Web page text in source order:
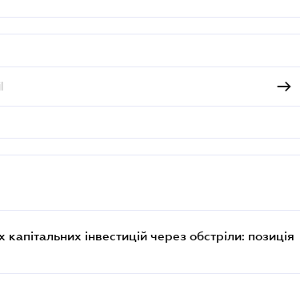
інвестицій через обстріли: позиція